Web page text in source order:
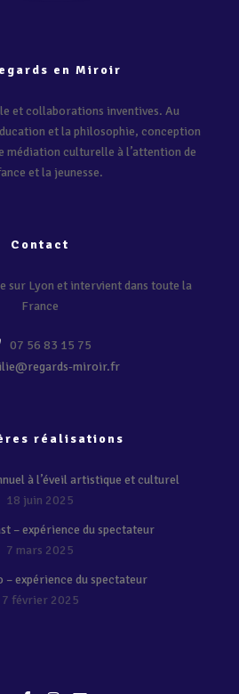
en Miroir
et collaborations inventives. Au
et la philosophie, conception
médiation culturelle à l’attention de
et la jeunesse.
Contact
sur Lyon et intervient dans toute la
France
07 56 83 15 75
miroir.fr
réalisations
à l’éveil artistique et culturel
18 juin 2025
– expérience du spectateur
7 mars 2025
– expérience du spectateur
7 février 2025